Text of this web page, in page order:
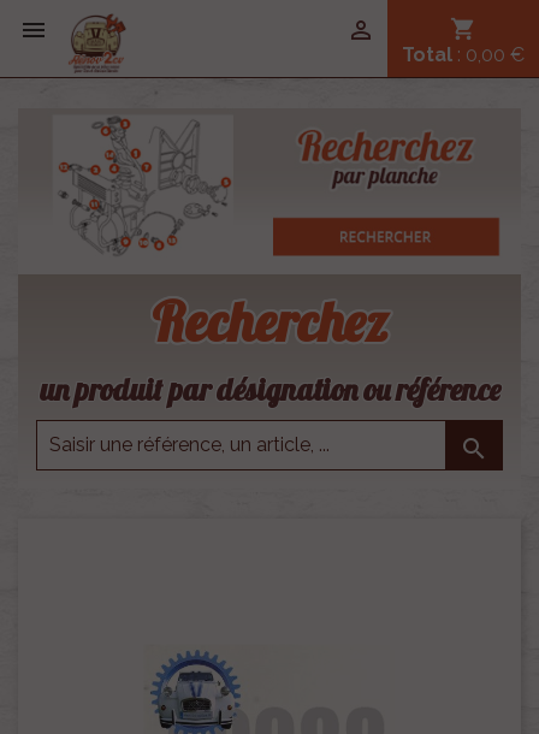
 shopping_cart
Total : 0,00 €

Recherchez
un produit par désignation ou référence
